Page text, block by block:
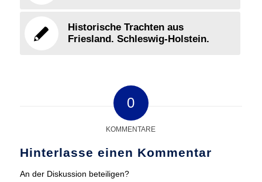
Historische Trachten aus
Friesland. Schleswig-Holstein.
0
KOMMENTARE
Hinterlasse einen Kommentar
An der Diskussion beteiligen?